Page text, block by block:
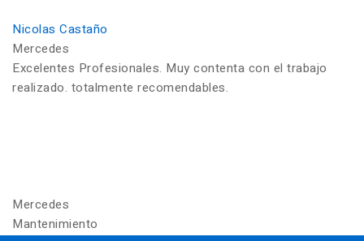
Nicolas Castaño
Mercedes
Excelentes Profesionales. Muy contenta con el trabajo
realizado. totalmente recomendables.
Mercedes
Mantenimiento